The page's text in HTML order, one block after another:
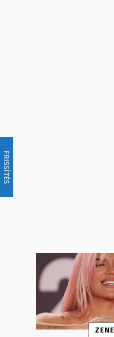
FRISSÍTÉS
ZENE